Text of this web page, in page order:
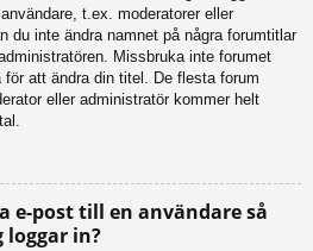
t.ex. moderatorer eller
du inte ändra namnet på några forumtitlar
Missbruka inte forumet
att ändra din titel. De flesta forum
eller administratör kommer helt
e-post till en användare så
in?